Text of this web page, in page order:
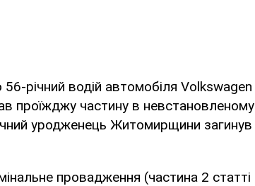
річний водій автомобіля Volkswagen
проїжджу частину в невстановленому
уродженець Житомирщини загинув
провадження (частина 2 статті